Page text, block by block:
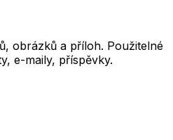
obrázků a příloh. Použitelné
e-maily, příspěvky.